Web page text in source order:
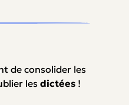
de consolider les
les dictées !